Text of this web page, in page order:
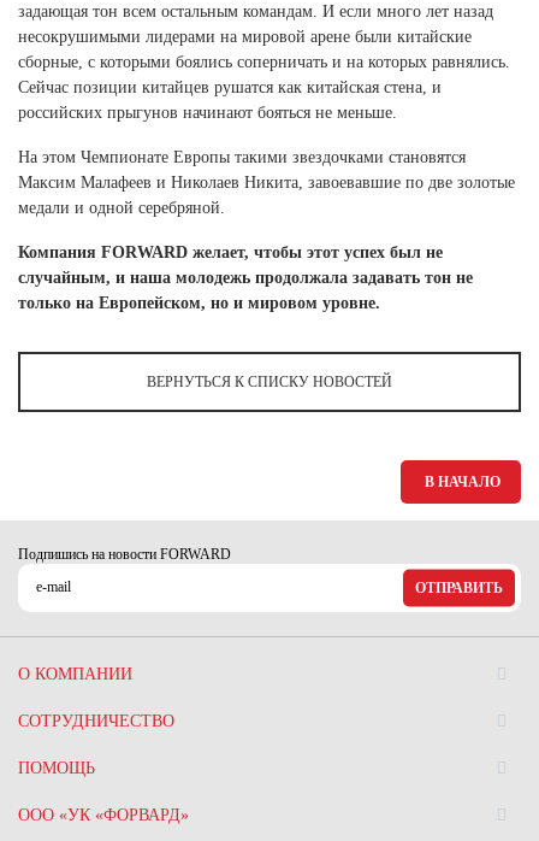
задающая тон всем остальным командам. И если много лет назад
несокрушимыми лидерами на мировой арене были китайские
сборные, с которыми боялись соперничать и на которых равнялись.
Сейчас позиции китайцев рушатся как китайская стена, и
российских прыгунов начинают бояться не меньше.
На этом Чемпионате Европы такими звездочками становятся
Максим Малафеев и Николаев Никита, завоевавшие по две золотые
медали и одной серебряной.
Компания FORWARD желает, чтобы этот успех был не
случайным, и наша молодежь продолжала задавать тон не
только на Европейском, но и мировом уровне.
ВЕРНУТЬСЯ К СПИСКУ НОВОСТЕЙ
В НАЧАЛО
Подпишись на новости FORWARD
ОТПРАВИТЬ
О КОМПАНИИ
СОТРУДНИЧЕСТВО
ПОМОЩЬ
ООО «УК «ФОРВАРД»